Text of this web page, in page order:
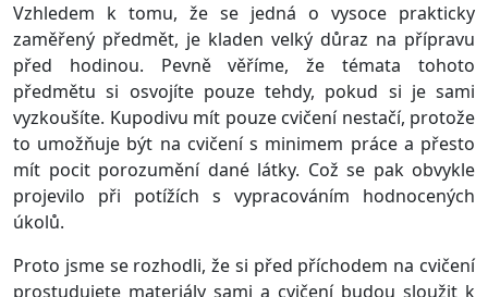
Vzhledem k tomu, že se jedná o vysoce prakticky
zaměřený předmět, je kladen velký důraz na přípravu
před hodinou. Pevně věříme, že témata tohoto
předmětu si osvojíte pouze tehdy, pokud si je sami
vyzkoušíte. Kupodivu mít pouze cvičení nestačí, protože
to umožňuje být na cvičení s minimem práce a přesto
mít pocit porozumění dané látky. Což se pak obvykle
projevilo při potížích s vypracováním hodnocených
úkolů.
Proto jsme se rozhodli, že si před příchodem na cvičení
prostudujete materiály sami a cvičení budou sloužit k